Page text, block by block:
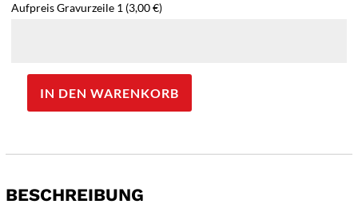
Aufpreis Gravurzeile 1 (3,00 €)
mit
-
IN DEN WARENKORB
BESCHREIBUNG